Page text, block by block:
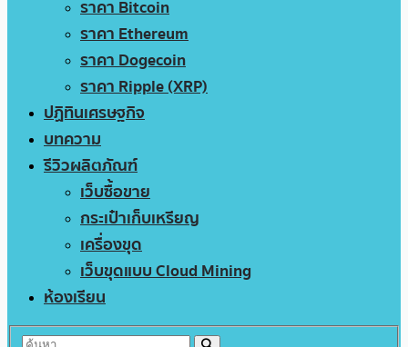
ราคา Bitcoin
ราคา Ethereum
ราคา Dogecoin
ราคา Ripple (XRP)
ปฏิทินเศรษฐกิจ
บทความ
รีวิวผลิตภัณฑ์
เว็บซื้อขาย
กระเป๋าเก็บเหรียญ
เครื่องขุด
เว็บขุดแบบ Cloud Mining
ห้องเรียน